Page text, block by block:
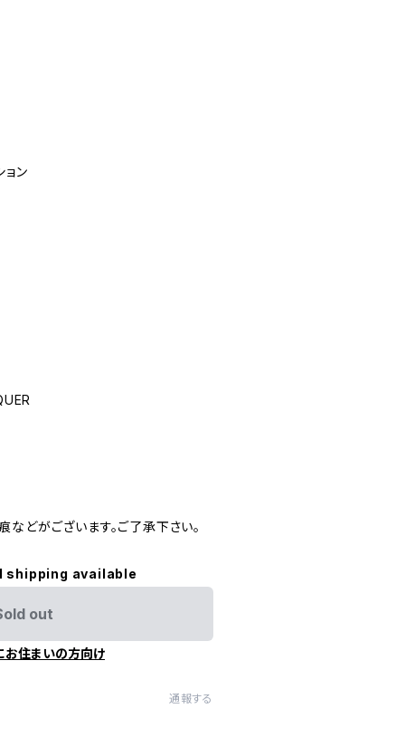
ン
どがございます。ご了承下さい。
shipping available
out
お住まいの方向け
通報する